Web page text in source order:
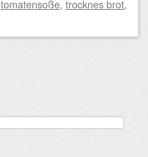
tomatensoße, trocknes brot,